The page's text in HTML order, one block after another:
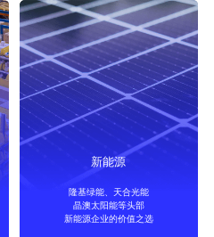
新能源
新能源
隆基绿能、天合光能
晶澳太阳能等头部
新能源企业的价值之选